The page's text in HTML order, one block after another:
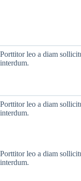
Porttitor leo a diam
interdum.
Porttitor leo a diam
interdum.
Porttitor leo a diam
interdum.